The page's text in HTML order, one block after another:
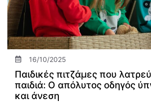
16/10/2025
Παιδικές πιτζάμες που
παιδιά: Ο απόλυτος οδηγός
και άνεση